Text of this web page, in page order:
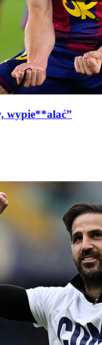
wypie**alać”